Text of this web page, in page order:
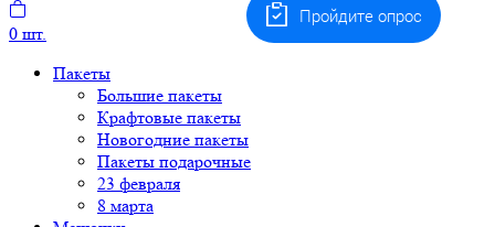
0 шт.
Пакеты
Большие пакеты
Крафтовые пакеты
Новогодние пакеты
Пакеты подарочные
23 февраля
8 марта
Пройдите опрос